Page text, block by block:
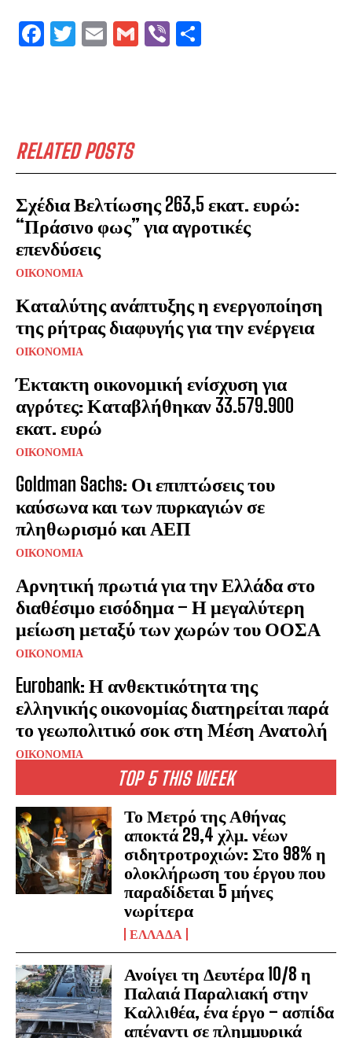
RELATED POSTS
Σχέδια Βελτίωσης 263,5 εκατ. ευρώ:
“Πράσινο φως” για αγροτικές
επενδύσεις
ΟΙΚΟΝΟΜΙΑ
Καταλύτης ανάπτυξης η ενεργοποίηση
της ρήτρας διαφυγής για την ενέργεια
ΟΙΚΟΝΟΜΙΑ
Έκτακτη οικονομική ενίσχυση για
αγρότες: Καταβλήθηκαν 33.579.900
εκατ. ευρώ
ΟΙΚΟΝΟΜΙΑ
Goldman Sachs: Οι επιπτώσεις του
καύσωνα και των πυρκαγιών σε
πληθωρισμό και ΑΕΠ
ΟΙΚΟΝΟΜΙΑ
Αρνητική πρωτιά για την Ελλάδα στο
διαθέσιμο εισόδημα – Η μεγαλύτερη
μείωση μεταξύ των χωρών του ΟΟΣΑ
ΟΙΚΟΝΟΜΙΑ
Eurobank: Η ανθεκτικότητα της
ελληνικής οικονομίας διατηρείται παρά
το γεωπολιτικό σοκ στη Μέση Ανατολή
ΟΙΚΟΝΟΜΙΑ
TOP 5 THIS WEEK
Το Μετρό της Αθήνας
αποκτά 29,4 χλμ. νέων
σιδητροτροχιών: Στο 98% η
ολοκλήρωση του έργου που
παραδίδεται 5 μήνες
νωρίτερα
ΕΛΛΑΔΑ
Ανοίγει τη Δευτέρα 10/8 η
Παλαιά Παραλιακή στην
Καλλιθέα, ένα έργο – ασπίδα
απέναντι σε πλημμυρικά
F
o
o
k
T
r
E G V